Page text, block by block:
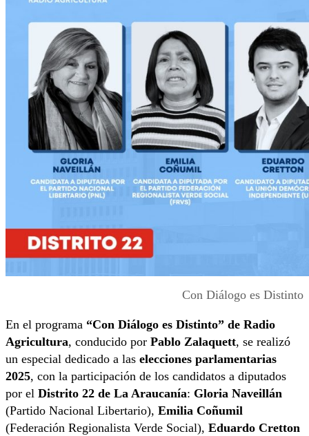
Con Diálogo es Distinto
En el programa “Con Diálogo es Distinto” de Radio
Agricultura, conducido por Pablo Zalaquett, se realizó
un especial dedicado a las elecciones parlamentarias
2025, con la participación de los candidatos a diputados
por el Distrito 22 de La Araucanía: Gloria Naveillán
(Partido Nacional Libertario), Emilia Coñumil
(Federación Regionalista Verde Social), Eduardo Cretton